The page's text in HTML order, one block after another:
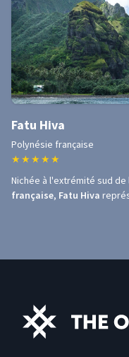
Fatu Hiva
Polynésie française
★ ★ ★ ★ ★
Nichée à l'extrémité sud de
française, Fatu Hiva